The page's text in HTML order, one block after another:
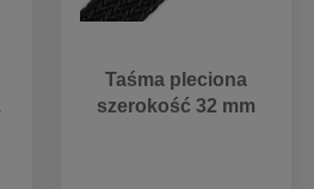
Taśma pleciona
szerokość 32 mm